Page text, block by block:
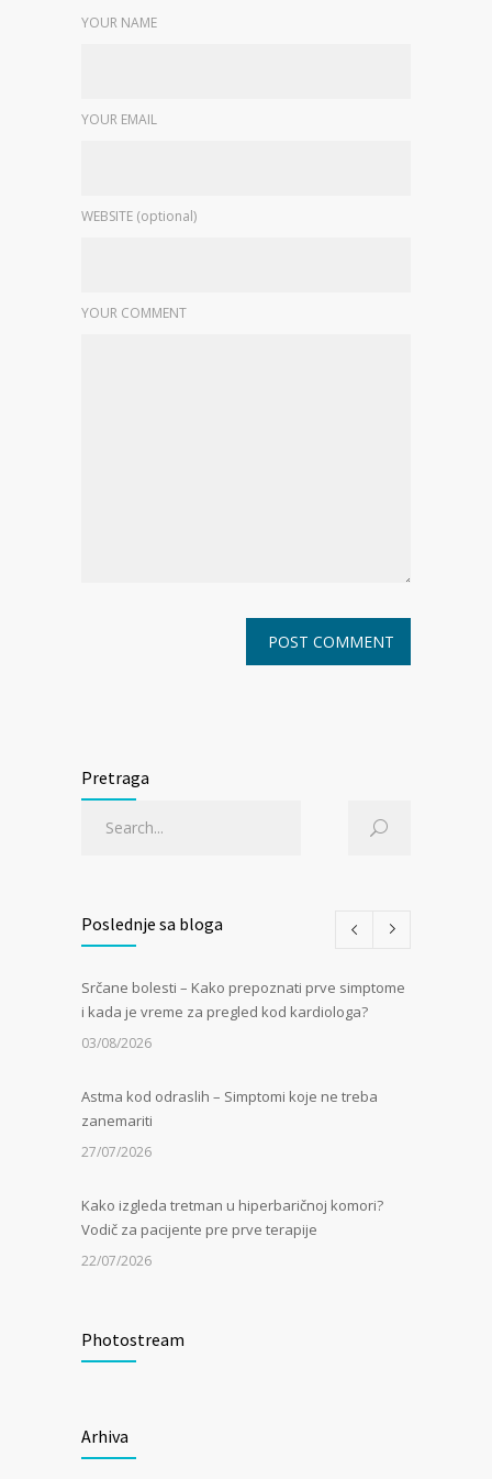
YOUR NAME
YOUR EMAIL
WEBSITE (optional)
YOUR COMMENT
Pretraga
Poslednje sa bloga
Srčane bolesti – Kako prepoznati prve simptome
i kada je vreme za pregled kod kardiologa?
03/08/2026
Astma kod odraslih – Simptomi koje ne treba
zanemariti
27/07/2026
Kako izgleda tretman u hiperbaričnoj komori?
Vodič za pacijente pre prve terapije
22/07/2026
13/07/2026
06/07/2026
Photostream
Arhiva